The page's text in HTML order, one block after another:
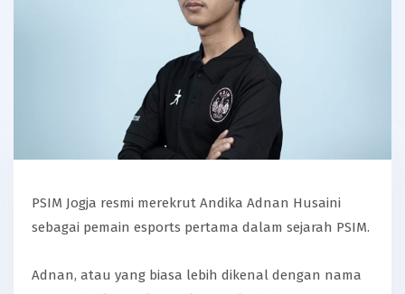
PSIM Jogja resmi merekrut Andika Adnan Husaini
sebagai pemain esports pertama dalam sejarah PSIM.
Adnan, atau yang biasa lebih dikenal dengan nama